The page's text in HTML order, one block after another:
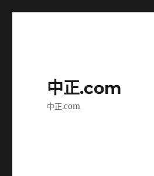
中正.com
中正.com